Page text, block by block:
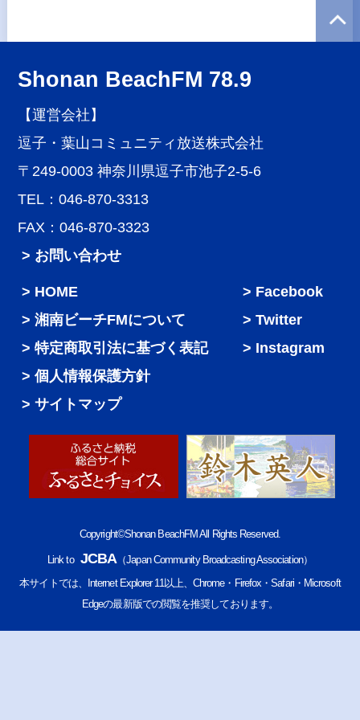
Shonan BeachFM 78.9
【運営会社】
逗子・葉山コミュニティ放送株式会社
〒249-0003 神奈川県逗子市池子2-5-6
TEL：046-870-3313
FAX：046-870-3323
> お問い合わせ
HOME
湘南ビーチFMについて
特定商取引法に基づく表記
個人情報保護方針
サイトマップ
Facebook
Twitter
Instagram
Copyright©Shonan BeachFM All Rights Reserved.
Link to JCBA （Japan Community Broadcasting Association）
本サイトでは、Internet Explorer 11以上、Chrome・Firefox・Safari・Microsoft
Edgeの最新版での閲覧を推奨しております。